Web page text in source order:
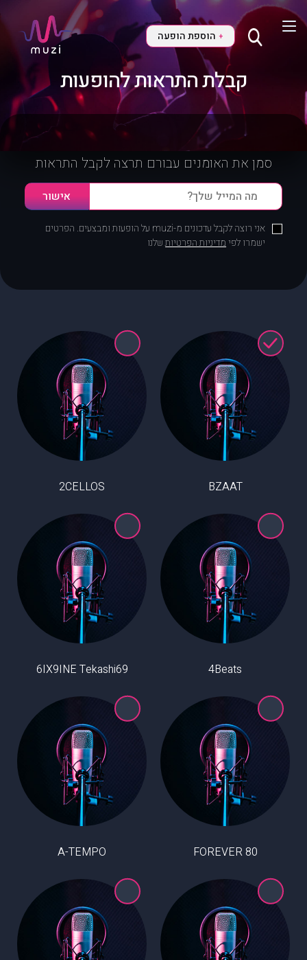
+ הוספת הופעה
קבלת התראות להופעות
סמן את האומנים עבורם תרצה לקבל התראות
אני רוצה לקבל עדכונים מ-muzi על הופעות ומבצעים. הפרטים
ישמרו לפימדיניות הפרטיותשלנו
BZAAT
2CELLOS
4Beats
6IX9INE Tekashi69
80 FOREVER
A-TEMPO